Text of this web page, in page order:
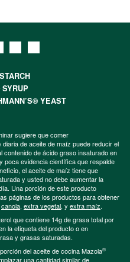
YEAST
sugiere que comer
de aceite de maíz puede reducir el
de ácido graso insaturado en
poca evidencia científica que respalde
el aceite de maíz tiene que
y usted no debe aumentar la
Una porción de este producto
páginas de los productos para obtener
canola, extra vegetal, y extra maíz.
que contiene 14g de grasa total por
la etiqueta del producto o en
y grasas saturadas.
del aceite de cocina Mazola®
una cantidad similar de